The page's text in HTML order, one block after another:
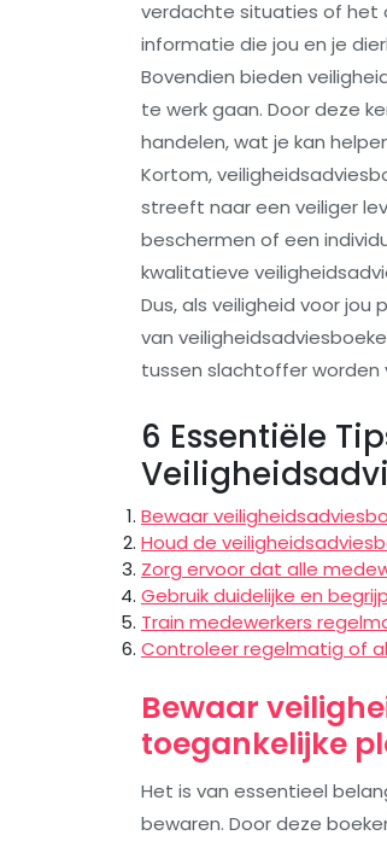
verdachte situaties of het
informatie die jou en je
Bovendien bieden
te werk gaan. Door deze
handelen, wat je kan
Kortom,
streeft naar een veiliger
beschermen of een
kwalitatieve
Dus, als veiligheid voor
van
tussen slachtoffer
6 Essentiële
Bewaar
Houd de
Zorg ervoor dat alle
Gebruik duidelijke en
Train medewerkers
Controleer regelmatig of
Bewaar
toegankelijke
Het is van essentieel
bewaren. Door deze